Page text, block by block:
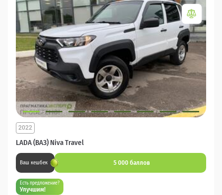
LADA (ВАЗ) Niva Travel
2022
Ваш кешбек 5 000 баллов
Есть предложение?
Улучшим!